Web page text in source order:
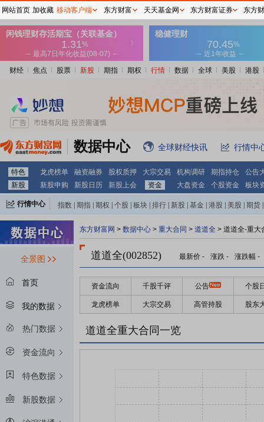
财经 焦点 股票 新股 期指 期权 行情 数据 全球 美股 港股
数据中心 全球财经快讯 行情中
特色 龙虎榜单 融资融券 股权质押 大宗交易 机构调研 期指持仓
公告
新股
新股申购 新股日历 新股上会 资金 大盘资金 个股资金 板块
行情中心 指数 期指 期权 个股 板块 排行 新股 基金 港股 美股 期货
全景图
首页
我的数据
热门数据
资金流向
特色数据
新股数据
东方财富网 > 数据中心 > 重大合同 > 道道全 > 道道全-重大
道道全(002852) 最新价 - 涨跌 - 涨跌幅 -
资金流向 千股千评 公告 个股
龙虎榜单 大宗交易 高管持股 股东
道道全重大合同一览
网站首页 加收藏 移动客户端 东方财富 天天基金网 东方财富证券 东方